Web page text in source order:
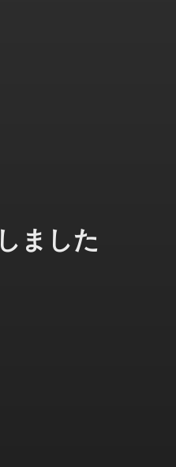
ました